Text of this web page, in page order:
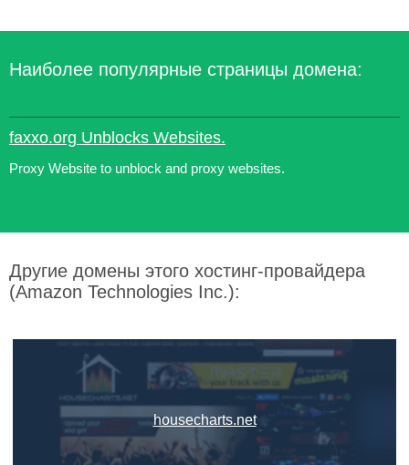
Наиболее популярные страницы домена:
faxxo.org Unblocks Websites.
Proxy Website to unblock and proxy websites.
Другие домены этого хостинг-провайдера
(Amazon Technologies Inc.):
housecharts.net